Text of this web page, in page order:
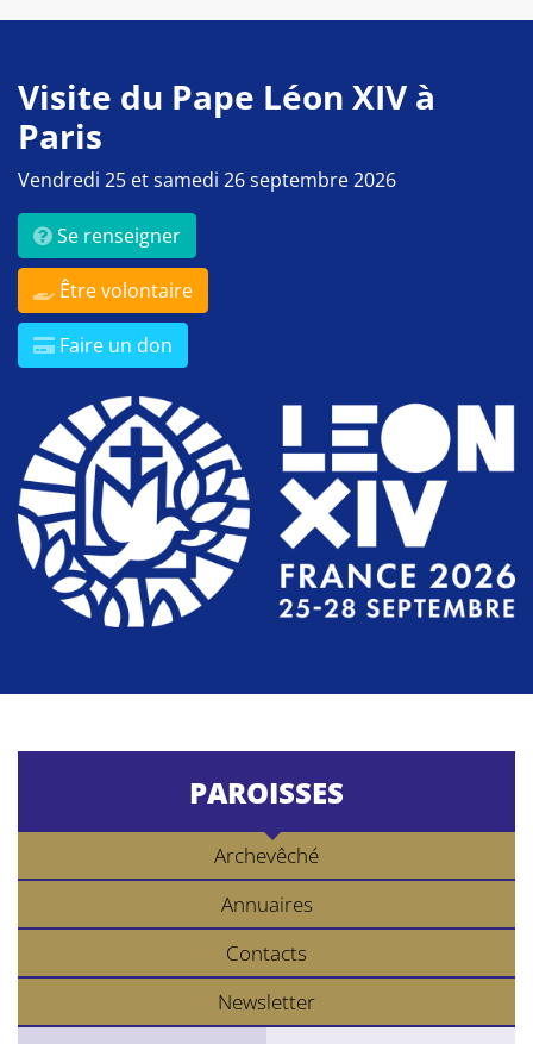
Visite du Pape Léon XIV à
Paris
Vendredi 25 et samedi 26 septembre 2026
Se renseigner
Être volontaire
Faire un don
PAROISSES
Archevêché
Annuaires
Contacts
Newsletter